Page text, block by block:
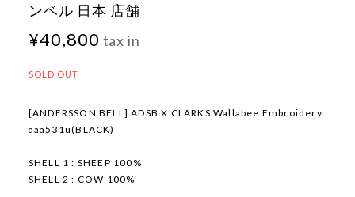
ンベル 日本 店舗
¥40,800 tax in
SOLD OUT
[ANDERSSON BELL] ADSB X CLARKS Wallabee Embroidery
aaa531u(BLACK)
SHELL 1 : SHEEP 100%
SHELL 2 : COW 100%